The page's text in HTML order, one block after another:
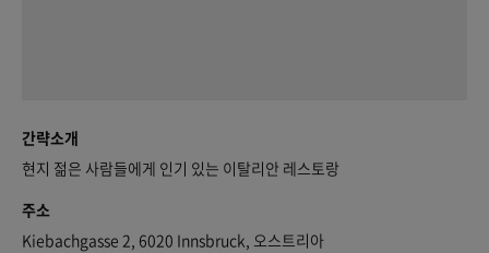
간략소개
현지 젊은 사람들에게 인기 있는 이탈리안 레스토랑
주소
Kiebachgasse 2, 6020 Innsbruck, 오스트리아